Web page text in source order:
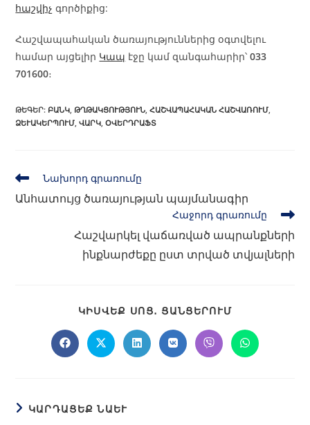
հաշվիչ գործիքից:
Հաշվապահական ծառայություններից օգտվելու
համար այցելիր Կապ էջը կամ զանգահարիր՝033
701600։
ԹԵԳԵՐ: ԲԱՆԿ, ԹՂԹԱԿՑՈՒԹՅՈՒՆ, ՀԱՇՎԱՊԱՀԱԿԱՆ ՀԱՇՎԱՌՈՒՄ,
ՁԵՒԱԿԵՐՊՈՒՄ , ՎԱՐԿ, ՕՎԵՐԴՐԱՖՏ
Նախորդ գրառումը
Անհատույց ծառայության պայմանագիր
Հաջորդ գրառումը
Հաշվարկել վաճառված ապրանքների
ինքնարժեքը ըստ տրված տվյալների
ԿԻՍՎԵՔ ՍՈՑ․ ՑԱՆՑԵՐՈՒՄ
ԿԱՐԴԱՑԵՔ ՆԱԵՒ